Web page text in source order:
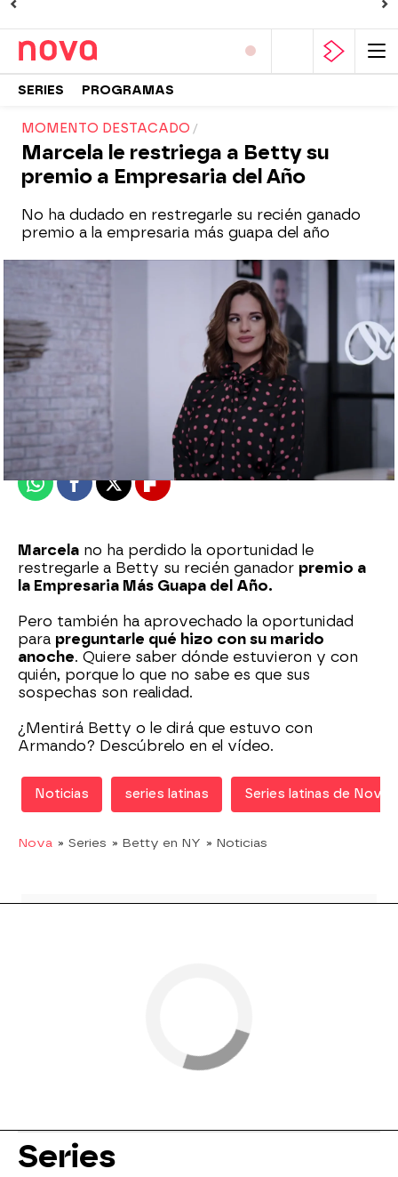
SERIES PROGRAMAS
MOMENTO DESTACADO
Marcela le restriega a Betty su
premio a Empresaria del Año
No ha dudado en restregarle su recién ganado
premio a la empresaria más guapa del año
Nova
Madrid
Publicado: 05 de marzo de 2021, 20:02
WhatsappFacebook
X Flipboard
Marcela no ha perdido la oportunidad le
restregarle a Betty su recién ganador premio a
la Empresaria Más Guapa del Año.
Pero también ha aprovechado la oportunidad
para preguntarle qué hizo con su marido
anoche. Quiere saber dónde estuvieron y con
quién, porque lo que no sabe es que sus
sospechas son realidad.
¿Mentirá Betty o le dirá que estuvo con
Armando? Descúbrelo en el vídeo.
Noticias series latinas Series latinas de Nova
Nova » Series » Betty en NY » Noticias
Series